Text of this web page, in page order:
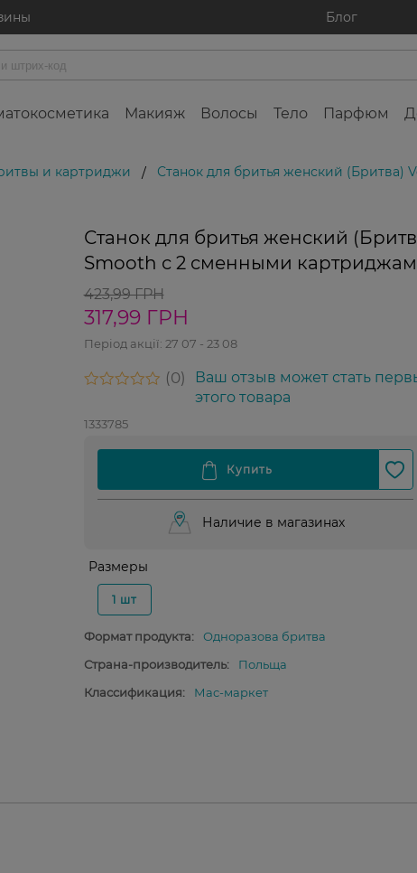
Блог
Макияж Волосы Тело Парфюм
и картриджи / Станок для бритья женский
Станок для бритья женский
Smooth с 2 сменными
423,99 ГРН
317,99 ГРН
Період акції: 27 07 - 23 08
0
Ваш отзыв может стать
этого товара
1333785
Наличие в магазинах
Размеры
1 шт
Формат продукта:
Одноразова бритва
Страна-производитель:
Польща
Классификация:
Мас-маркет